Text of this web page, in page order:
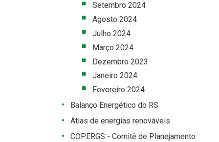
Setembro 2024
Agosto 2024
Julho 2024
Março 2024
Dezembro 2023
Janeiro 2024
Fevereiro 2024
Balanço Energético do RS
Atlas de energias renováveis
COPERGS - Comitê de Planejamento